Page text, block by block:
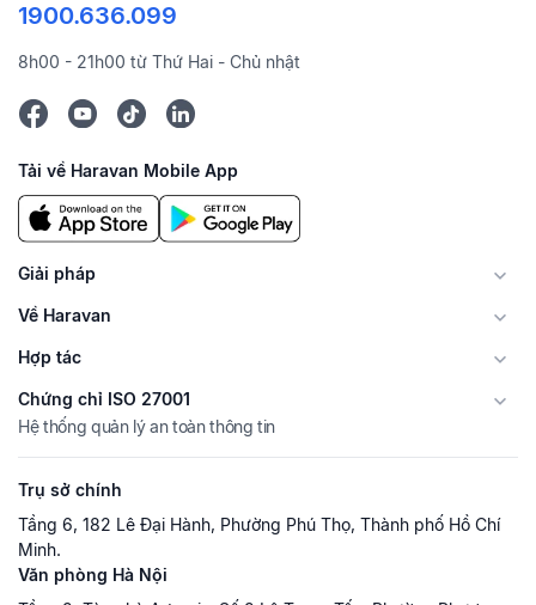
1900.636.099
8h00 - 21h00 từ Thứ Hai - Chủ nhật
Tải về Haravan Mobile App
Giải pháp
Về Haravan
Hợp tác
Chứng chỉ ISO 27001
Hệ thống quản lý an toàn thông tin
Trụ sở chính
Tầng 6, 182 Lê Đại Hành, Phường Phú Thọ, Thành phố Hồ Chí
Minh.
Văn phòng Hà Nội